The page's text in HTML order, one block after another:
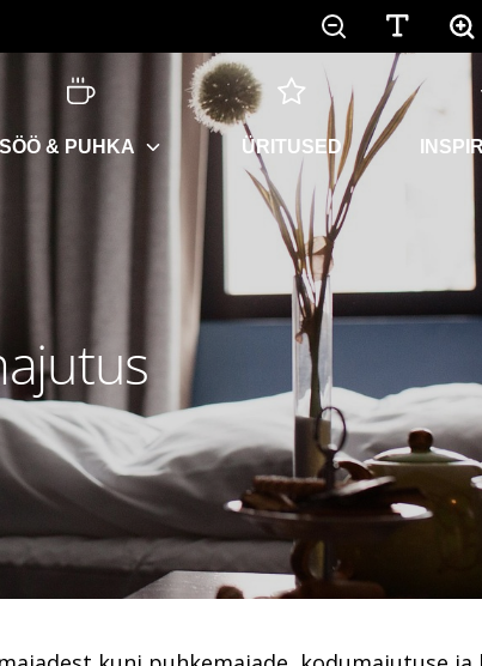
SÖÖ & PUHKA ÜRITUSED